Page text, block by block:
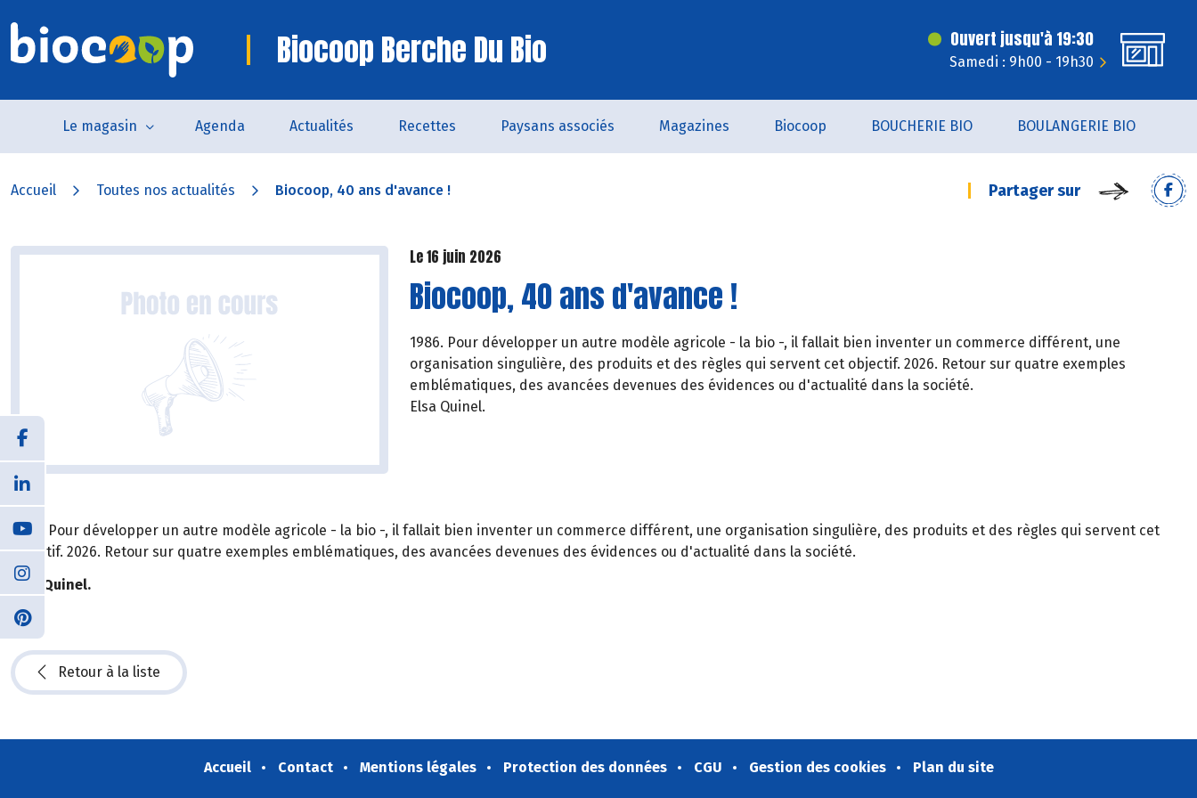
Biocoop Berche Du Bio Ouvert jusqu'à 19:30
Samedi : 9h00 - 19h30
Le magasin Agenda Actualités Recettes Paysans associés Magazines Biocoop BOUCHERIE BIO BOULANGERIE BIO
Accueil Toutes nos actualités Biocoop, 40 ans d'avance ! Partager sur
Le 16 juin 2026
Biocoop, 40 ans d'avance !
1986. Pour développer un autre modèle agricole - la bio -, il fallait bien inventer un commerce différent, une
organisation singulière, des produits et des règles qui servent cet objectif. 2026. Retour sur quatre exemples
emblématiques, des avancées devenues des évidences ou d'actualité dans la société.
Elsa Quinel.
1986. Pour développer un autre modèle agricole - la bio -, il fallait bien inventer un commerce différent, une organisation singulière, des produits et des règles qui servent cet
objectif. 2026. Retour sur quatre exemples emblématiques, des avancées devenues des évidences ou d'actualité dans la société.
Elsa Quinel.
Retour à la liste
Accueil Contact Mentions légales Protection des données CGU Gestion des cookies Plan du site